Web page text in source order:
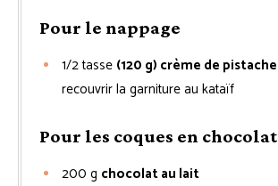
Pour le nappage
1/2tasse (120 g) crème de pistache
recouvrir la garniture au kataïf
Pour les coques en chocolat
200 g chocolat au lait